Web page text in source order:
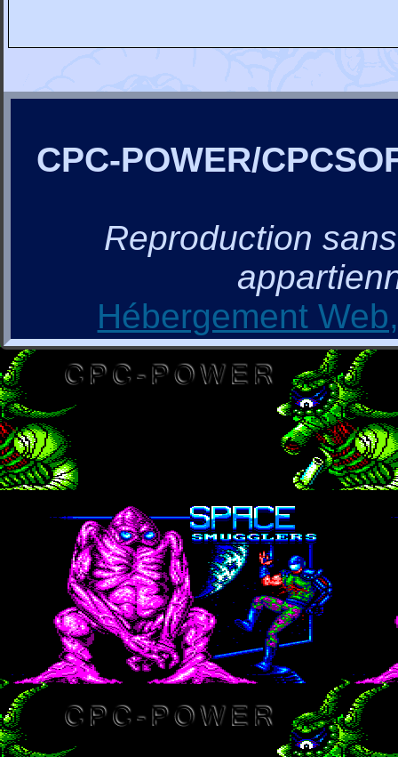
CPC-POWER/
Reproduction
Hébergement